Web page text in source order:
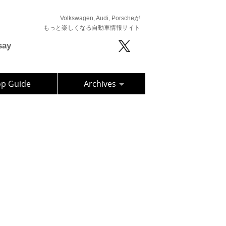
Volkswagen, Audi, Porscheが
もっと楽しくなる自動車情報サイト
Guide Archives